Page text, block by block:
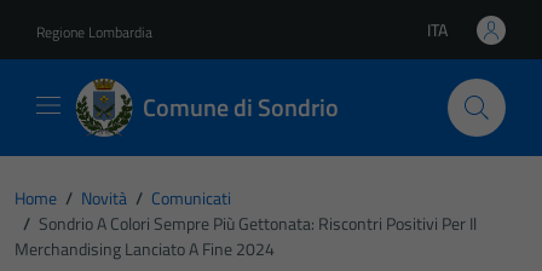
Regione Lombardia Lingua attiva:
ITA
Comune di Sondrio
Home / Novità / Comunicati
/ Sondrio A Colori Sempre Più Gettonata: Riscontri Positivi Per Il
Merchandising Lanciato A Fine 2024